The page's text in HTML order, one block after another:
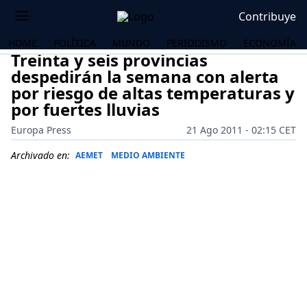
Contribuye
HOME POLÍTICA MUNDO PERIODISMO ECONOMÍA
Treinta y seis provincias
despedirán la semana con alerta
por riesgo de altas temperaturas y
por fuertes lluvias
Europa Press
21 Ago 2011 - 02:15 CET
Archivado en: AEMET MEDIO AMBIENTE